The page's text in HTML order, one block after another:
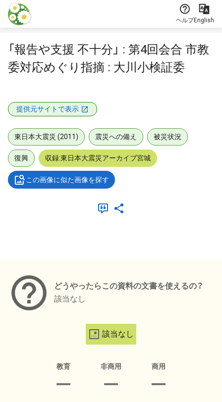
本文に飛ぶ
ヘルプEnglish
「報告や支援 不十分」 : 第4回会合 市教
委対応めぐり指摘 : 大川小検証委
提供元サイトで表示
東日本大震災 (2011) 震災への備え 被災状況
復興 収録:東日本大震災アーカイブ宮城
この画像に似た画像を探す
どうやったらこの資料の文書を使えるの？
該当なし
該当なし
教育 非商用 商用